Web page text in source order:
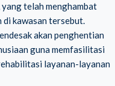
telah menghambat
kawasan tersebut.
akan penghentian
guna memfasilitasi
layanan-layanan